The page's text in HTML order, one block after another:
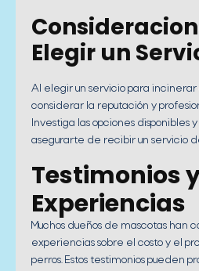
Elegir un
Al elegir un servicio para
considerar la reputación y
Investiga las opciones disponibles
asegurarte de recibir un servicio
Testimonios
Experiencias
Muchos dueños de mascotas han
experiencias sobre el costo y el
perros. Estos testimonios pueden